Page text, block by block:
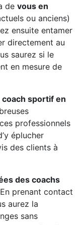
de vous en
ou anciens)
ensuite entamer
directement au
saurez si le
en mesure de
coach sportif en
professionnels
éplucher
des clients à
des coachs
prenant contact
aurez la
sans